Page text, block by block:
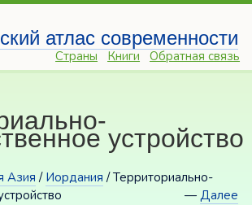
атлас современности
Страны Книги Обратная связь
устройство
Азия / Иордания / Территориально-
—Далее